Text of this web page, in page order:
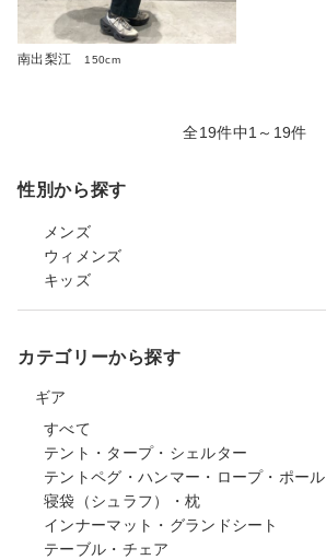
南出梨江 150cm
全19件中1～19件
性別から探す
メンズ
ウィメンズ
キッズ
カテゴリーから探す
ギア
すべて
テント・タープ・シェルター
テントペグ・ハンマー・ロープ・ポール
寝袋（シュラフ）・枕
インナーマット・グランドシート
テーブル・チェア